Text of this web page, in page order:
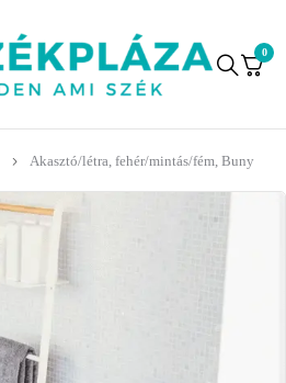
0
Akasztó/létra, fehér/mintás/fém, Buny